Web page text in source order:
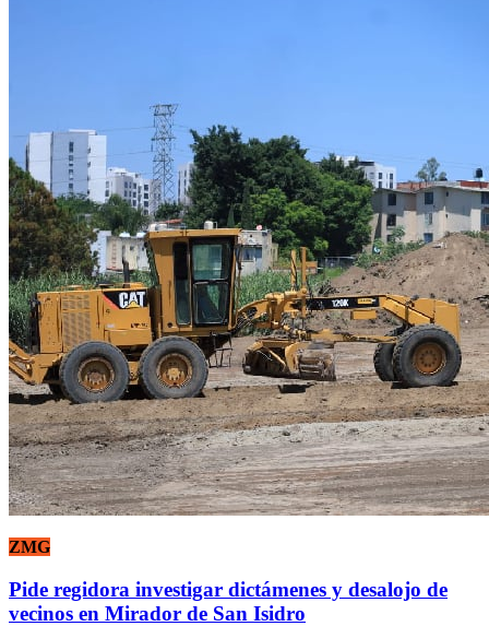
ZMG
Pide regidora investigar dictámenes y desalojo de
vecinos en Mirador de San Isidro